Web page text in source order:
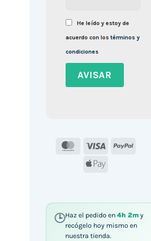
He leído y estoy de
acuerdo con lostérminos y
condiciones
MasterCard
Visa
Apple
Haz el pedido en4h 1my
recógelo hoy mismo en
nuestra tienda.